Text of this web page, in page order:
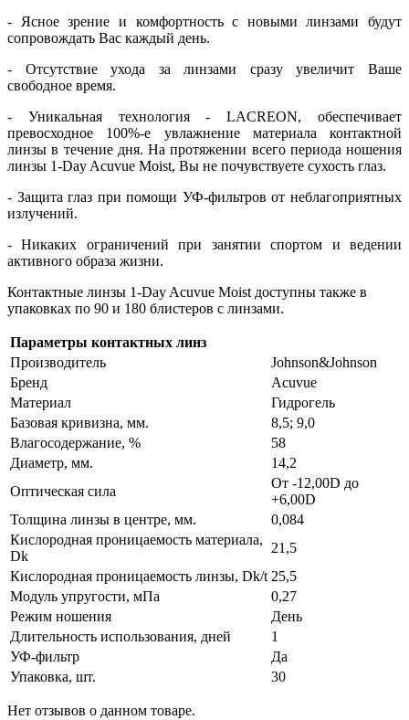
- Ясное зрение и комфортность с новыми линзами будут
сопровождать Вас каждый день.
- Отсутствие ухода за линзами сразу увеличит Ваше
свободное время.
- Уникальная технология - LACREON, обеспечивает
превосходное 100%-е увлажнение материала контактной
линзы в течение дня. На протяжении всего периода ношения
линзы 1-Day Acuvue Moist, Вы не почувствуете сухость глаз.
- Защита глаз при помощи УФ-фильтров от неблагоприятных
излучений.
- Никаких ограничений при занятии спортом и ведении
активного образа жизни.
Контактные линзы 1-Day Acuvue Moist доступны также в
упаковках по 90 и 180 блистеров с линзами.
Параметры контактных линз
Производитель
Johnson&Johnson
Бренд
Acuvue
Материал
Гидрогель
Базовая кривизна, мм.
8,5; 9,0
Влагосодержание, %
58
Диаметр, мм.
14,2
Оптическая сила
От -12,00D до
+6,00D
Толщина линзы в центре, мм.
0,084
Кислородная проницаемость материала,
Dk
21,5
Кислородная проницаемость линзы, Dk/t 25,5
Модуль упругости, мПа
0,27
Режим ношения
День
Длительность использования, дней
1
УФ-фильтр
Да
Упаковка, шт.
30
Нет отзывов о данном товаре.